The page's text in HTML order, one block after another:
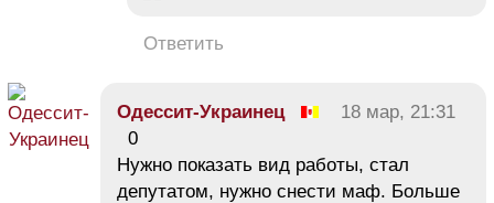
Ответить
Одессит-Украинец
18 мар, 21:31
0
Нужно показать вид работы, стал
депутатом, нужно снести маф. Больше